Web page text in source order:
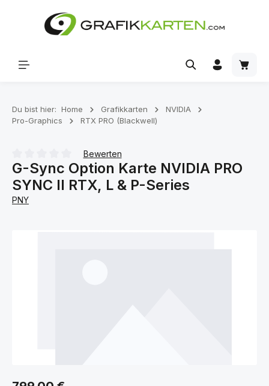
Zum Hauptinhalt springen
Du bist hier: Home Grafikkarten
NVIDIA
Pro-Graphics
RTX PRO (Blackwell)
Durchschnittliche Bewertung von 0 von 5 Sternen
Bewerten
G-Sync Option Karte NVIDIA PRO
SYNC II RTX, L & P-Series
PNY
Regulärer Preis: